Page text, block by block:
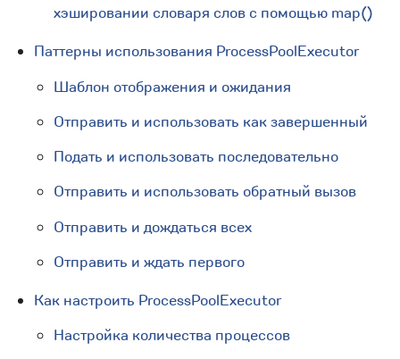
хэшировании словаря слов с помощью map()
Паттерны использования ProcessPoolExecutor
Шаблон отображения и ожидания
Отправить и использовать как завершенный
Подать и использовать последовательно
Отправить и использовать обратный вызов
Отправить и дождаться всех
Отправить и ждать первого
Как настроить ProcessPoolExecutor
Настройка количества процессов